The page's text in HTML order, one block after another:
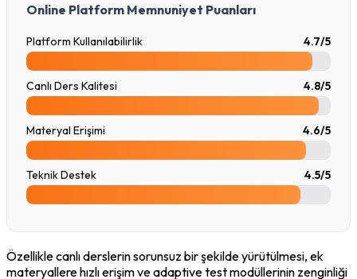
Online Platform Memnuniyet Puanları
Platform Kullanılabilirlik 4.7/5
Canlı Ders Kalitesi 4.8/5
Materyal Erişimi 4.6/5
Teknik Destek 4.5/5
Özellikle canlı derslerin sorunsuz bir şekilde yürütülmesi, ek
materyallere hızlı erişim ve adaptive test modüllerinin zenginliği